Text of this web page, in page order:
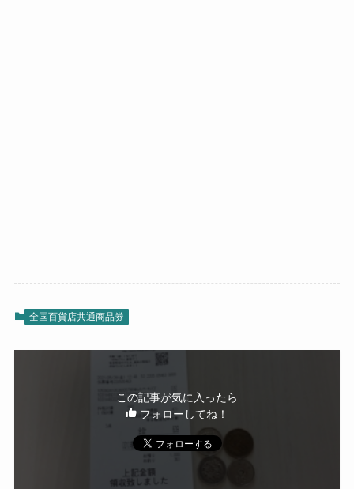
全国百貨店共通商品券
この記事が気に入ったら
フォローしてね！